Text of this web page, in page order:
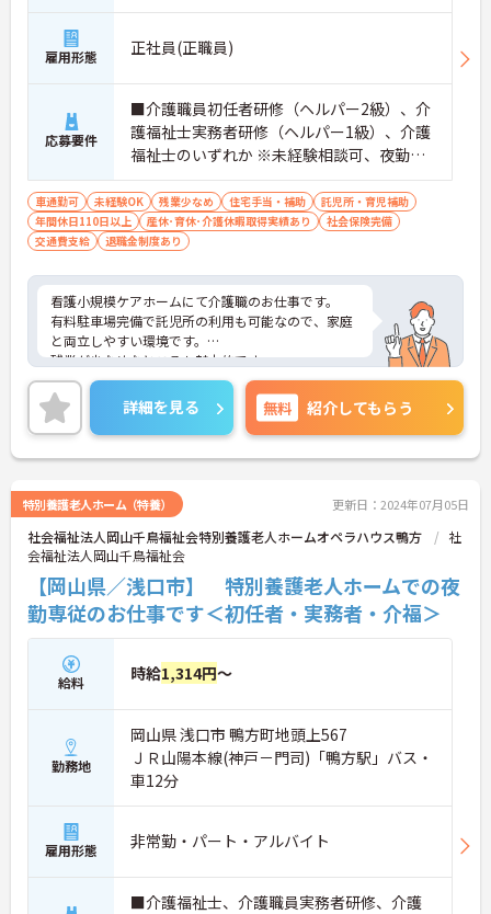
雇用形態 正社員(正職員)
応募要件
■介護職員初任者研修（ヘルパー2級）、介
護福祉士実務者研修（ヘルパー1級）、介護
福祉士のいずれか ※未経験相談可、夜勤の
経験があると尚良い ■普通自動車運転免許
（AT車可）
車通勤可 未経験OK 残業少なめ 住宅手当・補助
託児所・育児補助
年間休日110日以上
産休･育休･介護休暇取得実績あり
社会保険完備
交通費支給
退職金制度あり
看護小規模ケアホームにて介護職のお仕事です。
有料駐車場完備で託児所の利用も可能なので、家庭
と両立しやすい環境です。
残業が少なめなところも魅力的です。
ご興味ある方には、面接対策ポイントなど、さらに
詳細をお話しいたしますのでお気軽にご相談くださ
い！
詳細を見る 無料 紹介してもらう
特別養護老人ホーム（特養） 更新日：2024年07月05日
社会福祉法人岡山千鳥福祉会特別養護老人ホームオペラハウス鴨方
社
会福祉法人岡山千鳥福祉会
【岡山県／浅口市】 特別養護老人ホームでの夜
勤専従のお仕事です＜初任者・実務者・介福＞
給料 時給1,314円～
勤務地
岡山県 浅口市 鴨方町地頭上567
ＪＲ山陽本線(神戸－門司)「鴨方駅」バス・
車12分
雇用形態 非常勤・パート・アルバイト
■介護福祉士、介護職員実務者研修、介護